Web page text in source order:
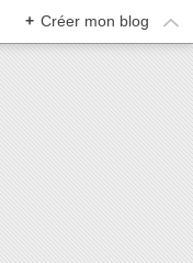
+ Créer mon blog